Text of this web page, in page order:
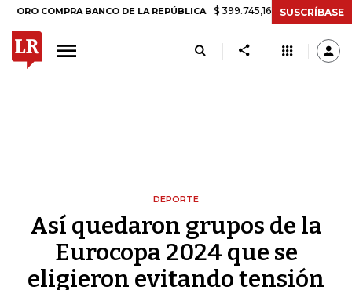
BANCO DE LA REPÚBLICA $ 399.745,16 +$ 2.295,71 +0,58%
SUSCRÍBASE
DEPORTE
Así quedaron grupos de la
Eurocopa 2024 que se
eligieron evitando tensión